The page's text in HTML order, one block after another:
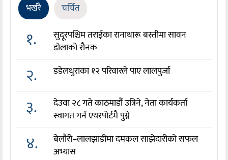
भर्खरै चर्चित
१.
सुदूरपश्चिम तराईका रानाथारू बस्तीमा सावन
डोलाको रौनक
२. डडेलधुराका १२ परिवारले पाए लालपुर्जा
३.
देउवा २८ गते काठमाडौं उत्रिने, नेता कार्यकर्ता
स्वागत गर्न एयरपोर्टमै पुग्ने
४.
बेलौरी–लालझाडीमा दमकल साझेदारीको सफल
अभ्यास